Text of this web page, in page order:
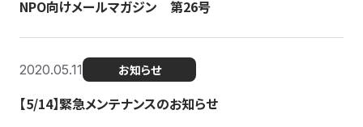
NPO向けメールマガジン 第26号
2020.05.11 お知らせ
【5/14】緊急メンテナンスのお知らせ